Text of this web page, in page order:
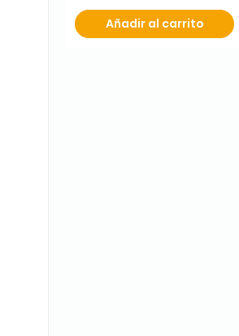
Añadir al carrito